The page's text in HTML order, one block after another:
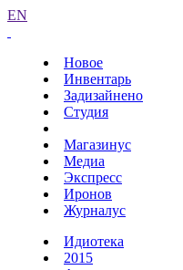
EN
Новое
Инвентарь
Задизайнено
Студия
Магазинус
Медиа
Экспресс
Иронов
Журналус
Идиотека
2015